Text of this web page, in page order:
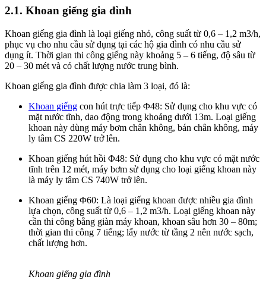
2.1. Khoan giếng gia đình
Khoan giếng gia đình là loại giếng nhỏ, công suất từ 0,6 – 1,2 m3/h,
phục vụ cho nhu cầu sử dụng tại các hộ gia đình có nhu cầu sử
dụng ít. Thời gian thi công giếng này khoảng 5 – 6 tiếng, độ sâu từ
20 – 30 mét và có chất lượng nước trung bình.
Khoan giếng gia đình được chia làm 3 loại, đó là:
Khoan giếng con hút trực tiếp Φ48: Sử dụng cho khu vực có
mặt nước tĩnh, dao động trong khoảng dưới 13m. Loại giếng
khoan này dùng máy bơm chân không, bán chân không, máy
ly tâm CS 220W trở lên.
Khoan giếng hút hồi Φ48: Sử dụng cho khu vực có mặt nước
tĩnh trên 12 mét, máy bơm sử dụng cho loại giếng khoan này
là máy ly tâm CS 740W trở lên.
Khoan giếng Φ60: Là loại giếng khoan được nhiều gia đình
lựa chọn, công suất từ 0,6 – 1,2 m3/h. Loại giếng khoan này
cần thi công bằng giàn máy khoan, khoan sâu hơn 30 – 80m;
thời gian thi công 7 tiếng; lấy nước từ tầng 2 nên nước sạch,
chất lượng hơn.
Khoan giếng gia đình